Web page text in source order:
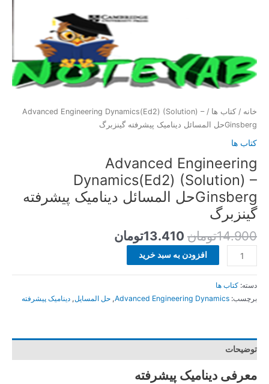
خانه / کتاب ها
/ Advanced Engineering Dynamics(Ed2) (Solution) –
Ginsbergحل المسائل دینامیک پیشرفته گینزبرگ
کتاب ها
Advanced Engineering
Dynamics(Ed2) (Solution) –
Ginsbergحل المسائل دینامیک پیشرفته
گینزبرگ
14.900تومان 13.410تومان
افزودن به سبد خرید
دسته: کتاب ها
برچسب: Advanced Engineering Dynamics
, حل المسایل, دینامیک پیشرفته
توضیحات
معرفی دینامیک پیشرفته